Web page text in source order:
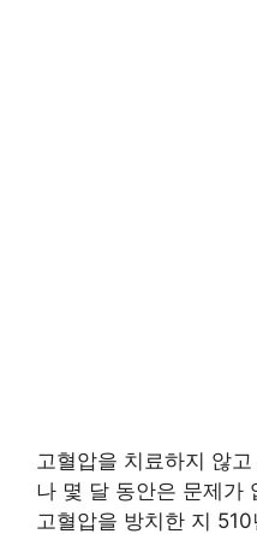
고혈압을 치료하지 않
나 몇 달 동안은 문제가
고혈압을 방치한 지